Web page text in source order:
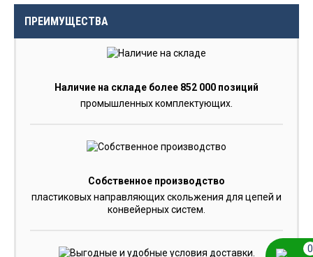
ПРЕИМУЩЕСТВА
Наличие на складе более 852 000 позиций
промышленных комплектующих.
Собственное производство
пластиковых направляющих скольжения для цепей и
конвейерных систем.
0